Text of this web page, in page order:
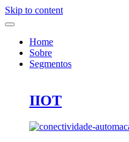
Skip to content
Home
Sobre
Segmentos
IIOT